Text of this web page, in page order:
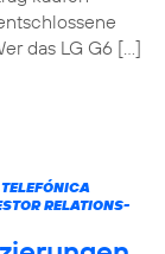
das LG G6 […]
RELATIONS-